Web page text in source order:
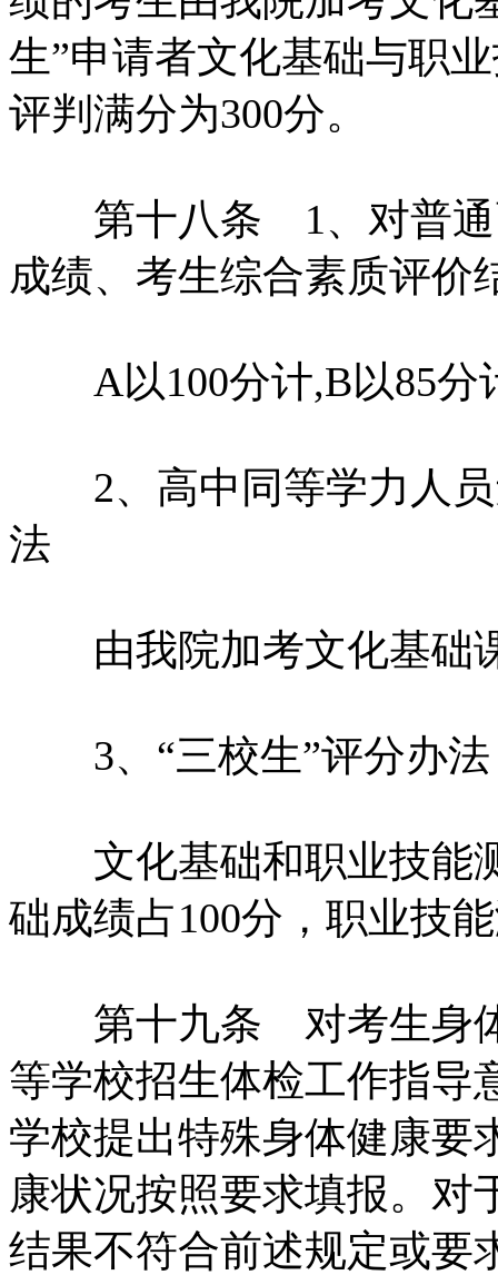
生”申请者文化基础与职
评判满分为300分。
第十八条 1、对普通
成绩、考生综合素质评价
A以100分计,B以85分
2、高中同等学力人员
法
由我院加考文化基础
3、“三校生”评分办法
文化基础和职业技能测
础成绩占100分，职业技
第十九条 对考生身体
等学校招生体检工作指导
学校提出特殊身体健康要
康状况按照要求填报。对
结果不符合前述规定或要